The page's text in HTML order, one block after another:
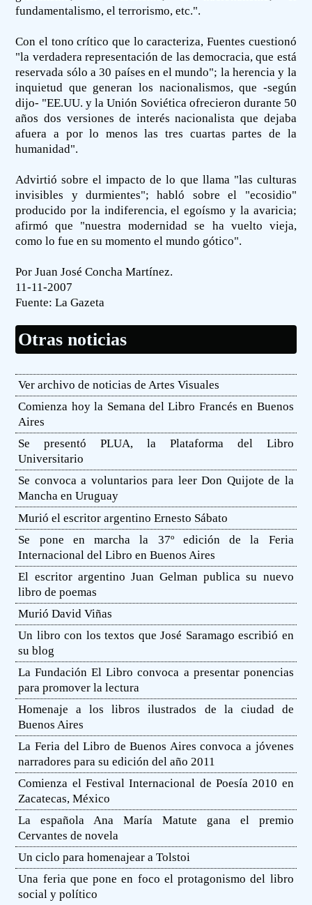
fundamentalismo, el terrorismo, etc.".
Con el tono crítico que lo caracteriza, Fuentes cuestionó
"la verdadera representación de las democracia, que está
reservada sólo a 30 países en el mundo"; la herencia y la
inquietud que generan los nacionalismos, que -según
dijo- "EE.UU. y la Unión Soviética ofrecieron durante 50
años dos versiones de interés nacionalista que dejaba
afuera a por lo menos las tres cuartas partes de la
humanidad".
Advirtió sobre el impacto de lo que llama "las culturas
invisibles y durmientes"; habló sobre el "ecosidio"
producido por la indiferencia, el egoísmo y la avaricia;
afirmó que "nuestra modernidad se ha vuelto vieja,
como lo fue en su momento el mundo gótico".
Por Juan José Concha Martínez.
11-11-2007
Fuente:La Gazeta
Otras noticias
Ver archivo de noticias de Artes Visuales
Comienza hoy la Semana del Libro Francés en Buenos
Aires
Se presentó PLUA, la Plataforma del Libro
Universitario
Se convoca a voluntarios para leer Don Quijote de la
Mancha en Uruguay
Murió el escritor argentino Ernesto Sábato
Se pone en marcha la 37º edición de la Feria
Internacional del Libro en Buenos Aires
El escritor argentino Juan Gelman publica su nuevo
libro de poemas
Murió David Viñas
Un libro con los textos que José Saramago escribió en
su blog
La Fundación El Libro convoca a presentar ponencias
para promover la lectura
Homenaje a los libros ilustrados de la ciudad de
Buenos Aires
La Feria del Libro de Buenos Aires convoca a jóvenes
narradores para su edición del año 2011
Comienza el Festival Internacional de Poesía 2010 en
Zacatecas, México
La española Ana María Matute gana el premio
Cervantes de novela
Un ciclo para homenajear a Tolstoi
Una feria que pone en foco el protagonismo del libro
social y político